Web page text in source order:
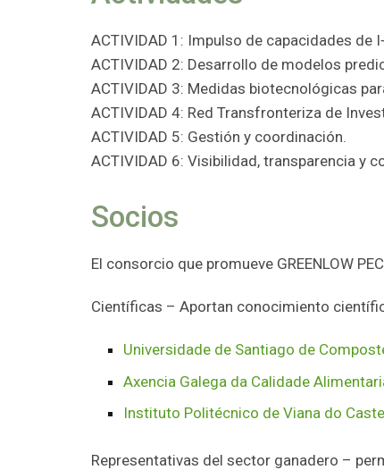
ACTIVIDAD 1: Impulso de capacidades
ACTIVIDAD 2: Desarrollo de modelos
ACTIVIDAD 3: Medidas biotecnológicas
ACTIVIDAD 4: Red Transfronteriza de
ACTIVIDAD 5: Gestión y coordinación.
ACTIVIDAD 6: Visibilidad, transparencia y
Socios
El consorcio que promueve GREENLOW
Científicas – Aportan conocimiento
Universidade de Santiago de
Axencia Galega da Calidade
Instituto Politécnico de Viana do
Representativas del sector ganadero –